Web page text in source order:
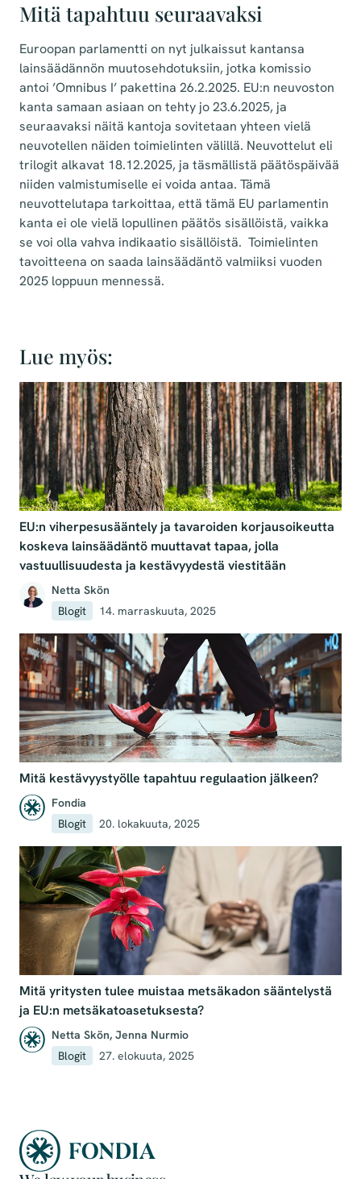
Mitä tapahtuu seuraavaksi
Euroopan parlamentti on nyt julkaissut kantansa
lainsäädännön muutosehdotuksiin, jotka komissio
antoi ’Omnibus I’ pakettina 26.2.2025. EU:n neuvoston
kanta samaan asiaan on tehty jo 23.6.2025, ja
seuraavaksi näitä kantoja sovitetaan yhteen vielä
neuvotellen näiden toimielinten välillä. Neuvottelut eli
trilogit alkavat 18.12.2025, ja täsmällistä päätöspäivää
niiden valmistumiselle ei voida antaa. Tämä
neuvottelutapa tarkoittaa, että tämä EU parlamentin
kanta ei ole vielä lopullinen päätös sisällöistä, vaikka
se voi olla vahva indikaatio sisällöistä. Toimielinten
tavoitteena on saada lainsäädäntö valmiiksi vuoden
2025 loppuun mennessä.
Lue myös:
EU:n viherpesusääntely ja tavaroiden korjausoikeutta
koskeva lainsäädäntö muuttavat tapaa, jolla
vastuullisuudesta ja kestävyydestä viestitään
Netta Skön
Blogit
14. marraskuuta, 2025
Mitä kestävyystyölle tapahtuu regulaation jälkeen?
Fondia
Blogit
20. lokakuuta, 2025
Mitä yritysten tulee muistaa metsäkadon sääntelystä
ja EU:n metsäkatoasetuksesta?
Netta Skön, Jenna Nurmio
Blogit
27. elokuuta, 2025